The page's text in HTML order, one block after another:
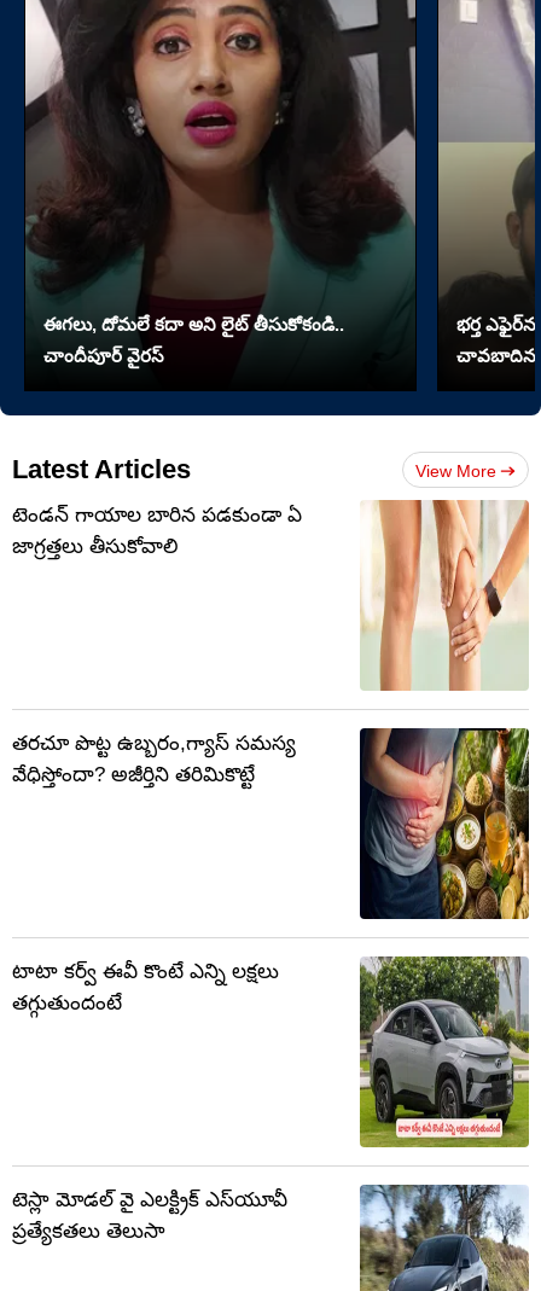
ఈగలు, దోమలే కదా అని లైట్ తీసుకోకండి..
చాందీపూర్ వైరస్
భర్త
చావబాదిన
Latest Articles View More
టెండన్‌ గాయాల బారిన పడకుండా ఏ
జాగ్రత్తలు తీసుకోవాలి
తరచూ పొట్ట ఉబ్బరం,గ్యాస్ సమస్య
వేధిస్తోందా? అజీర్తిని తరిమికొట్టే
టాటా కర్వ్ ఈవీ కొంటే ఎన్ని లక్షలు
తగ్గుతుందంటే
టెస్లా మోడల్ వై ఎలక్ట్రిక్ ఎస్‌యూవీ
ప్రత్యేకతలు తెలుసా